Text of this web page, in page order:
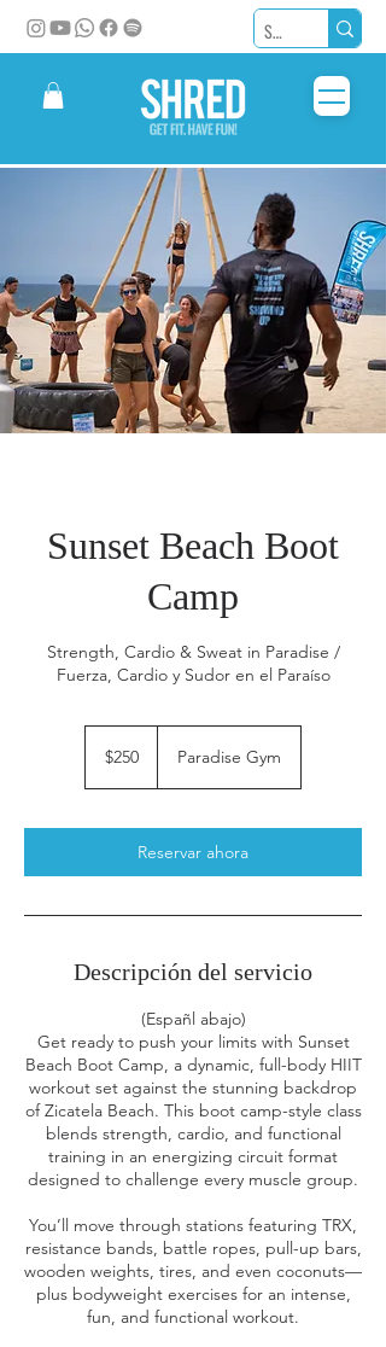
Sunset Beach Boot
Camp
Strength, Cardio & Sweat in Paradise /
Fuerza, Cardio y Sudor en el Paraíso
mexicanos
$250 Paradise Gym
Reservar ahora
Descripción del servicio
(Españl abajo)
Get ready to push your limits with Sunset
Beach Boot Camp, a dynamic, full-body HIIT
workout set against the stunning backdrop
of Zicatela Beach. This boot camp-style class
blends strength, cardio, and functional
training in an energizing circuit format
designed to challenge every muscle group.
You’ll move through stations featuring TRX,
resistance bands, battle ropes, pull-up bars,
wooden weights, tires, and even coconuts—
plus bodyweight exercises for an intense,
fun, and functional workout.